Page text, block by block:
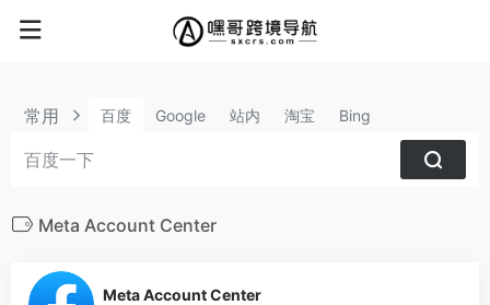
常用 百度 Google 站内 淘宝 Bing
Meta Account Center
Meta Account Center